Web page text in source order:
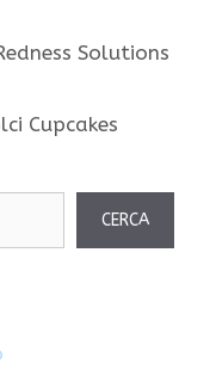
Solutions
Cupcakes
CERCA